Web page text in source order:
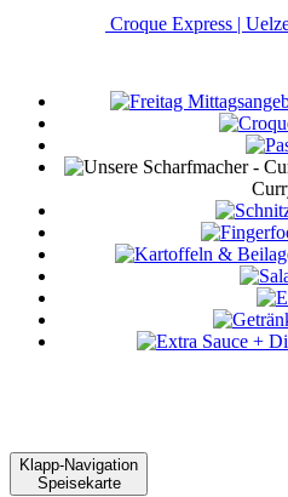
Croque Express |
Klapp-Navigation
Speisekarte